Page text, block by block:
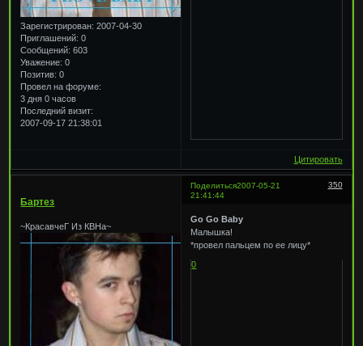
Зарегистрирован: 2007-04-30
Приглашений: 0
Сообщений: 603
Уважение: 0
Позитив: 0
Провел на форуме:
3 дня 0 часов
Последний визит:
2007-09-17 21:38:01
Цитировать
Поделиться 350
2007-05-21
21:41:44
Бартез
~КрасавчеГ Из КВНа~
Go Go Baby
Малышка!
*провел пальцем по ее лицу*
0